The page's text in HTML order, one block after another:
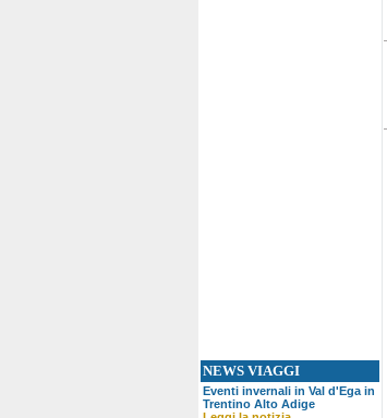
NEWS VIAGGI
Eventi invernali in Val d'Ega in
Trentino Alto Adige